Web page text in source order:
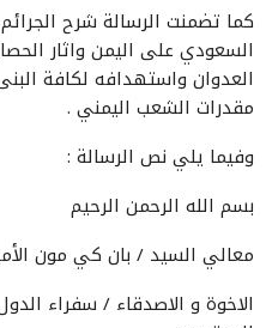
كما تضمنت الرسالة شرح
السعودي على اليمن واثار
العدوان واستهدافه لكافة
مقدرات الشعب اليمني .
وفيما يلي نص الرسالة :
بسم الله الرحمن الرحيم
معالي السيد / بان كي مون
الاخوة و الاصدقاء / سفراء